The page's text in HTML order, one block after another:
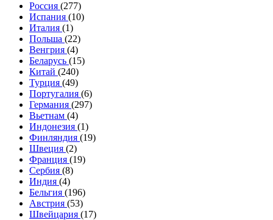
Россия (277)
Испания (10)
Италия (1)
Польша (22)
Венгрия (4)
Беларусь (15)
Китай (240)
Турция (49)
Португалия (6)
Германия (297)
Вьетнам (4)
Индонезия (1)
Финляндия (19)
Швеция (2)
Франция (19)
Сербия (8)
Индия (4)
Бельгия (196)
Австрия (53)
Швейцария (17)